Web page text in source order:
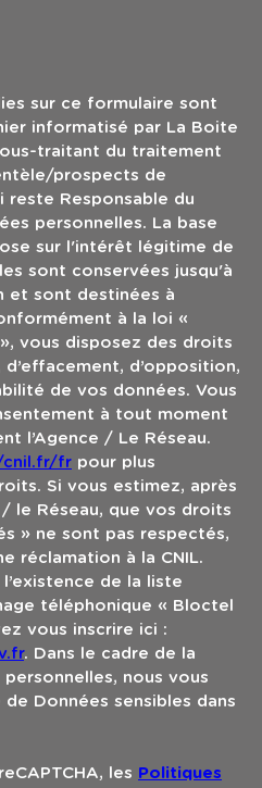
sur ce formulaire sont
informatisé par La Boite
traitant du traitement
prospects de
reste Responsable du
personnelles. La base
sur l'intérêt légitime de
sont conservées jusqu'à
et sont destinées à
à la loi «
vous disposez des droits
d’opposition,
de vos données. Vous
à tout moment
l’Agence / Le Réseau.
fr pour plus
Si vous estimez, après
le Réseau, que vos droits
» ne sont pas respectés,
réclamation à la CNIL.
de la liste
téléphonique « Bloctel
vous inscrire ici :
. Dans le cadre de la
nous vous
Données sensibles dans
les Politiques